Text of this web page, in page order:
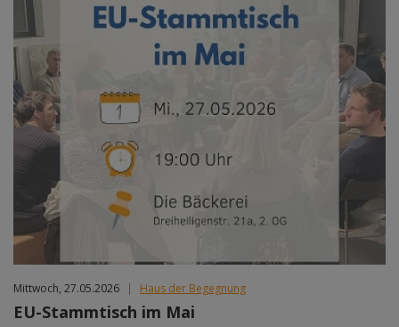
Mittwoch, 27.05.2026 | Haus der Begegnung
EU-Stammtisch im Mai